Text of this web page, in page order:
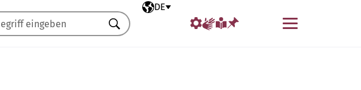
Ausgewählte Sprache
DE
Menü
Suchen